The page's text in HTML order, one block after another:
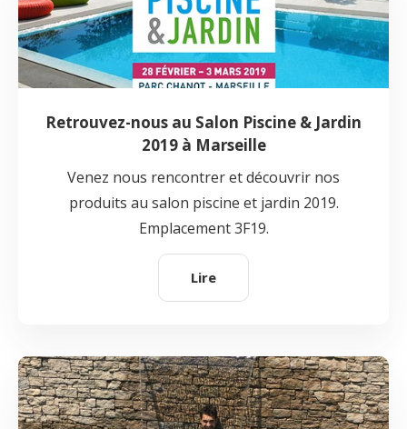
Retrouvez-nous au Salon Piscine & Jardin
2019 à Marseille
Venez nous rencontrer et découvrir nos
produits au salon piscine et jardin 2019.
Emplacement 3F19.
Lire